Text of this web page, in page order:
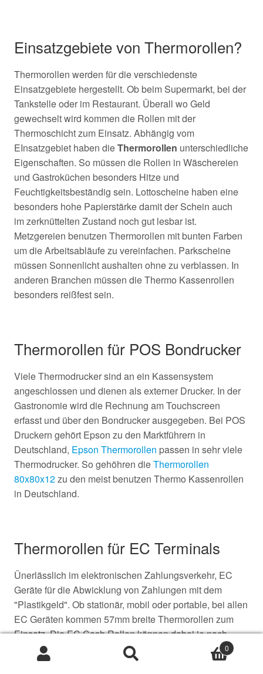
Einsatzgebiete von Thermorollen?
Thermorollen werden für die verschiedenste
Einsatzgebiete hergestellt. Ob beim Supermarkt, bei der
Tankstelle oder im Restaurant. Überall wo Geld
gewechselt wird kommen die Rollen mit der
Thermoschicht zum Einsatz. Abhängig vom
EInsatzgebiet haben dieThermorollen unterschiedliche
Eigenschaften. So müssen die Rollen in Wäschereien
und Gastroküchen besonders Hitze und
Feuchtigkeitsbeständig sein. Lottoscheine haben eine
besonders hohe Papierstärke damit der Schein auch
imzerknüttelten Zustand noch gut lesbar ist.
Metzgereien benutzen Thermorollen mit bunten Farben
um die Arbeitsabläufe zu vereinfachen. Parkscheine
müssen Sonnenlicht aushalten ohne zu verblassen. In
anderen Branchen müssen die Thermo Kassenrollen
besonders reißfest sein.
Thermorollen für POS Bondrucker
Viele Thermodrucker sind an ein Kassensystem
angeschlossen und dienen als externer Drucker. In der
Gastronomie wird die Rechnung am Touchscreen
erfasst und über den Bondrucker ausgegeben. Bei POS
Druckern gehört Epson zu den Marktführern in
Deutschland, Epson Thermorollen passen in sehr viele
Thermodrucker. So gehöhren dieThermorollen
80x80x12zu den meist benutzen Thermo Kassenrollen
in Deutschland.
Thermorollen für EC Terminals
Ünerlässlich im elektronischen Zahlungsverkehr, EC
Geräte für die Abwicklung von Zahlungen mit dem
"Plastikgeld". Ob stationär, mobil oder portable, bei allen
EC Geräten kommen 57mm breite Thermorollen zum
Einsatz. Die EC Cash Rollen können dabei je nach
Gerät unterschiedliche Lauflängen haben.
Ingenico
Thermorollen
haben bei mobilen Terminals entweder
0